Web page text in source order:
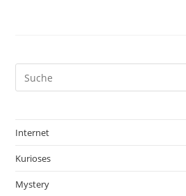
Internet
Kurioses
Mystery